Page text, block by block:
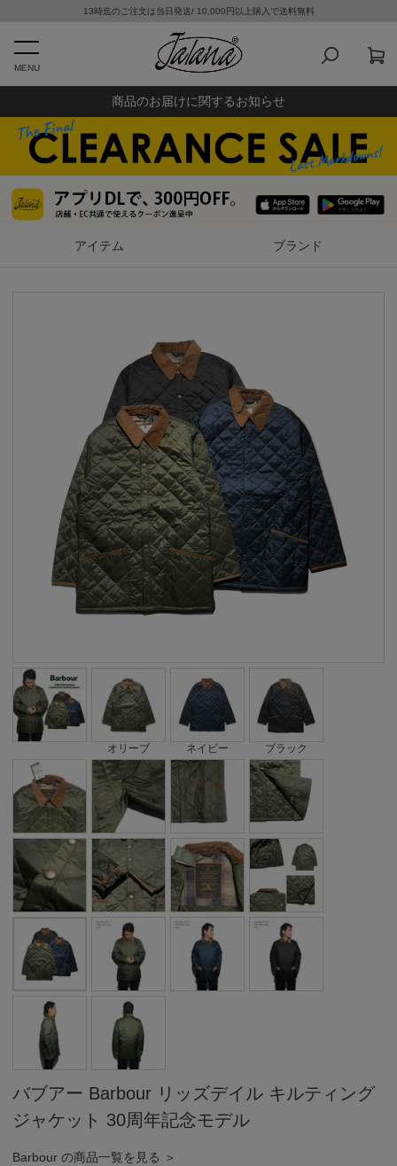
13時迄のご注文は当日発送/ 10,000円以上購入で送料無料
MENU
商品のお届けに関するお知らせ
アイテム ブランド
オリーブ ネイビー ブラック
バブアー Barbour リッズデイル キルティング
ジャケット 30周年記念モデル
Barbour の商品一覧を見る ＞